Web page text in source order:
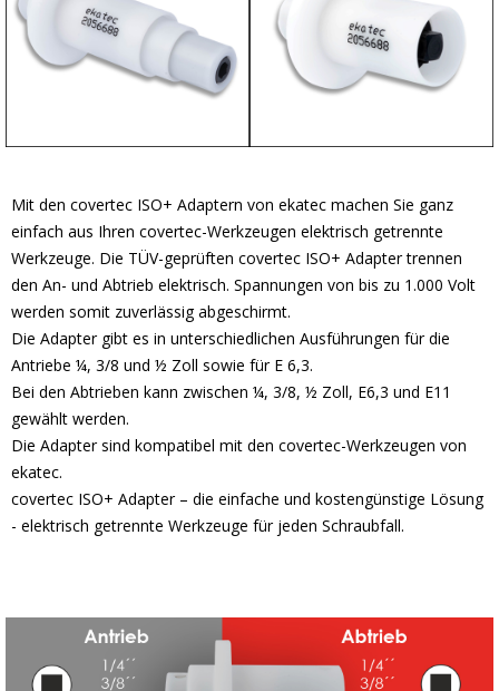
Mit den covertec ISO+ Adaptern von ekatec machen Sie ganz
einfach aus Ihren covertec-Werkzeugen elektrisch getrennte
Werkzeuge. Die TÜV-geprüften covertec ISO+ Adapter trennen
den An- und Abtrieb elektrisch. Spannungen von bis zu 1.000 Volt
werden somit zuverlässig abgeschirmt.
Die Adapter gibt es in unterschiedlichen Ausführungen für die
Antriebe ¼, 3/8 und ½ Zoll sowie für E 6,3.
Bei den Abtrieben kann zwischen ¼, 3/8, ½ Zoll, E6,3 und E11
gewählt werden.
Die Adapter sind kompatibel mit den covertec-Werkzeugen von
ekatec.
covertec ISO+ Adapter – die einfache und kostengünstige Lösung
- elektrisch getrennte Werkzeuge für jeden Schraubfall.